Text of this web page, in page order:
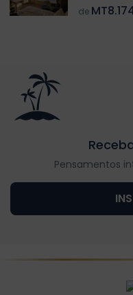
de
Pensamentos